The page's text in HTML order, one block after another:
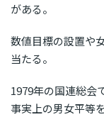
がある。
数値目標の設置や
当たる。
1979年の国連総会
事実上の男女平等